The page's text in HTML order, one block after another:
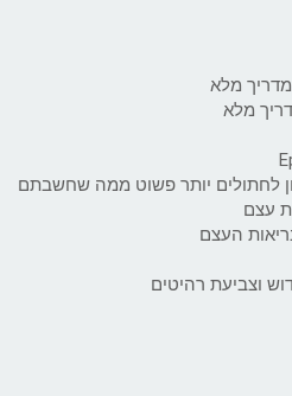
מדריך מלא
מלא
לחתולים יותר פשוט ממה שחשבתם
עצם
העצם
וצביעת רהיטים